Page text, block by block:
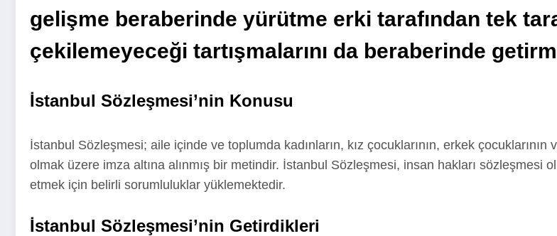
gelişme beraberinde yürütme erki tarafından tek
çekilemeyeceği tartışmalarını da beraberinde
İstanbul Sözleşmesi’nin Konusu
İstanbul Sözleşmesi; aile içinde ve toplumda kadınların, kız çocuklarının, erkek
olmak üzere imza altına alınmış bir metindir. İstanbul Sözleşmesi, insan hakları
etmek için belirli sorumluluklar yüklemektedir.
İstanbul Sözleşmesi’nin Getirdikleri